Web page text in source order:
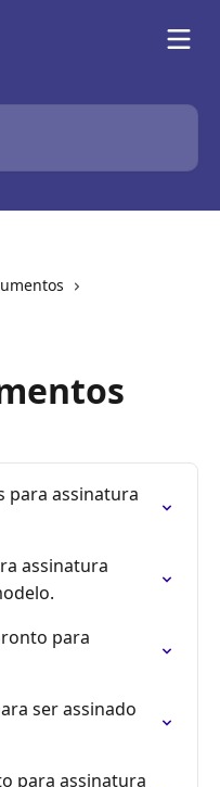
para assinatura
assinatura
para
ser assinado
para assinatura